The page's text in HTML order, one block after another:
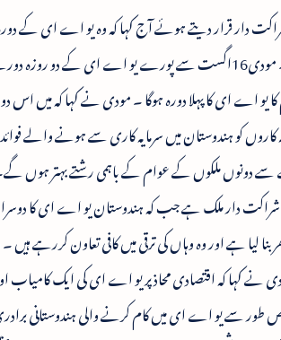
دار قرار دیتے ہوئے آج کہا کہ وہ یو اے ای کے
دوران توانائی اور تجارت کے شعبے میں تعاون بڑھانے کی کوشش کریں گے ۔ مودی16اگست سے پورے یو اے ای کے
ہندوستانی وزیر اعظم کا یو اے ای کا پہلا دورہ ہوگا ۔ مودی نے کہا کہ
کاروں کو ہندوستان میں سرمایہ کاری سے ہونے والے
دونوں ملکوں کے عوام کے باہمی رشتے بہتر ہوں
دار ملک ہے جب کہ ہندوستان یو اے ای کا
کو اپنا گھر بنا لیا ہے اور وہ وہاں کی ترقی میں کافی تعاون کررہے
کہ اقتصادی محاذ پر یو اے ای کی ایک کامیاب
سے یو اے ای میں کام کرنے والی ہندوستانی